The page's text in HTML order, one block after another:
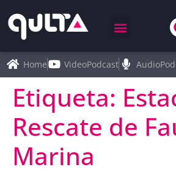
Home VideoPodcast
Etiqueta:
Rescate de
Marina